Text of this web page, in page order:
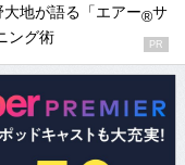
地が語る「エアー®サ
ング術 PR